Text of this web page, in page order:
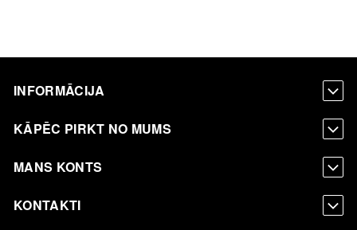
INFORMĀCIJA
KĀPĒC PIRKT NO MUMS
MANS KONTS
KONTAKTI